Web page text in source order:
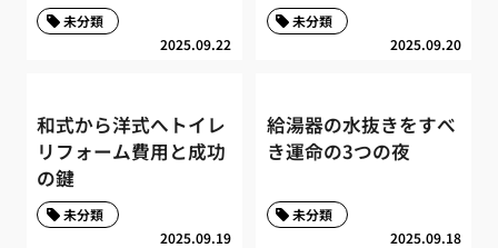
2025.09.22
未分類
2025.09.20
未分類
和式から洋式へトイレ
リフォーム費用と成功
の鍵
2025.09.19
未分類
給湯器の水抜きをすべ
き運命の3つの夜
2025.09.18
未分類